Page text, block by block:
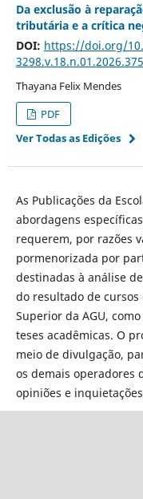
Da exclusão à
tributária e a crítica
DOI: https://doi.org/
Thayana Felix Mendes
PDF
Ver Todas as Edições
As Publicações da
abordagens
requerem, por razões
pormenorizada por
destinadas à análise
do resultado de cursos
Superior da AGU,
teses acadêmicas. O
meio de divulgação,
os demais operadores
opiniões e